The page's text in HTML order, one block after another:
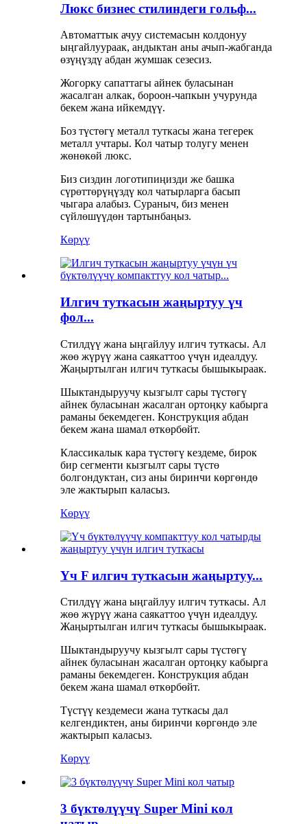
Люкс бизнес стилиндеги гольф...
Автоматтык ачуу системасын колдонуу
ыңгайлуураак, андыктан аны ачып-жабганда
өзүңүздү абдан жумшак сезесиз.
Жогорку сапаттагы айнек буласынан
жасалган алкак, бороон-чапкын учурунда
бекем жана ийкемдүү.
Боз түстөгү металл туткасы жана тегерек
металл учтары. Кол чатыр толугу менен
жөнөкөй люкс.
Биз сиздин логотипиңизди же башка
сүрөттөрүңүздү кол чатырларга басып
чыгара алабыз. Сураныч, биз менен
сүйлөшүүдөн тартынбаңыз.
Көрүү
Илгич туткасын жаңыртуу үч
фол...
Стилдүү жана ыңгайлуу илгич туткасы. Ал
жөө жүрүү жана саякаттоо үчүн идеалдуу.
Жаңыртылган илгич туткасы бышыкыраак.
Шыктандыруучу кызгылт сары түстөгү
айнек буласынан жасалган ортоңку кабырга
раманы бекемдеген. Конструкция абдан
бекем жана шамал өткөрбөйт.
Классикалык кара түстөгү кездеме, бирок
бир сегменти кызгылт сары түстө
болгондуктан, сиз аны биринчи көргөндө
эле жактырып каласыз.
Көрүү
Үч F илгич туткасын жаңыртуу...
Стилдүү жана ыңгайлуу илгич туткасы. Ал
жөө жүрүү жана саякаттоо үчүн идеалдуу.
Жаңыртылган илгич туткасы бышыкыраак.
Шыктандыруучу кызгылт сары түстөгү
айнек буласынан жасалган ортоңку кабырга
раманы бекемдеген. Конструкция абдан
бекем жана шамал өткөрбөйт.
Түстүү кездемеси жана туткасы дал
келгендиктен, аны биринчи көргөндө эле
жактырып каласыз.
Көрүү
3 бүктөлүүчү Super Mini кол